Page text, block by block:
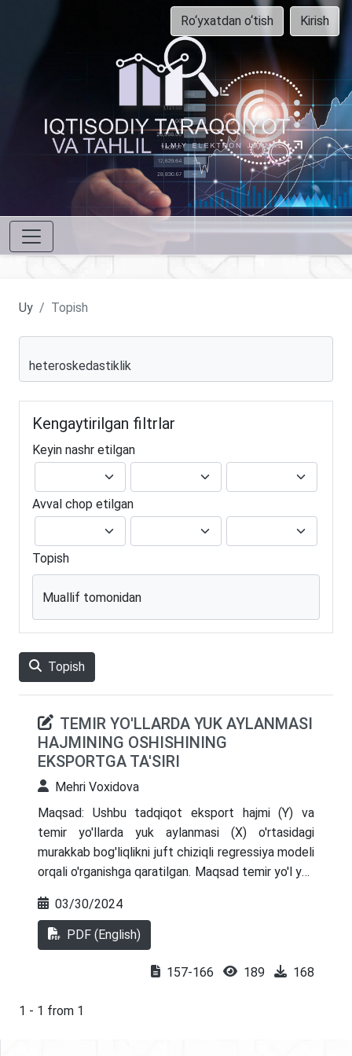
Ro‘yxatdan o‘tish Kirish
Uy Topish
Kengaytirilgan filtrlar
Keyin nashr etilgan
Avval chop etilgan
Topish
Muallif tomonidan
Topish
TEMIR YO'LLARDA YUK AYLANMASI
HAJMINING OSHISHINING
EKSPORTGA TA'SIRI
Mehri Voxidova
Maqsad: Ushbu tadqiqot eksport hajmi (Y) va
temir yo'llarda yuk aylanmasi (X) o'rtasidagi
murakkab bog'liqlikni juft chiziqli regressiya modeli
orqali o'rganishga qaratilgan. Maqsad temir yo'l yuk
ta'sirini aniqlash va siyosatchilar va transport va
savdo sohalaridagi manfaatdor tomonlar uchun
tushunchalarni taqdim etishdir.
Dizayn/metodologiya/yondashuv: 2000 yildan
foydalangan holda miqdoriy tadqiqot loyihasi
03/30/2024
PDF (English)
157-166 189 168
1 - 1 from 1